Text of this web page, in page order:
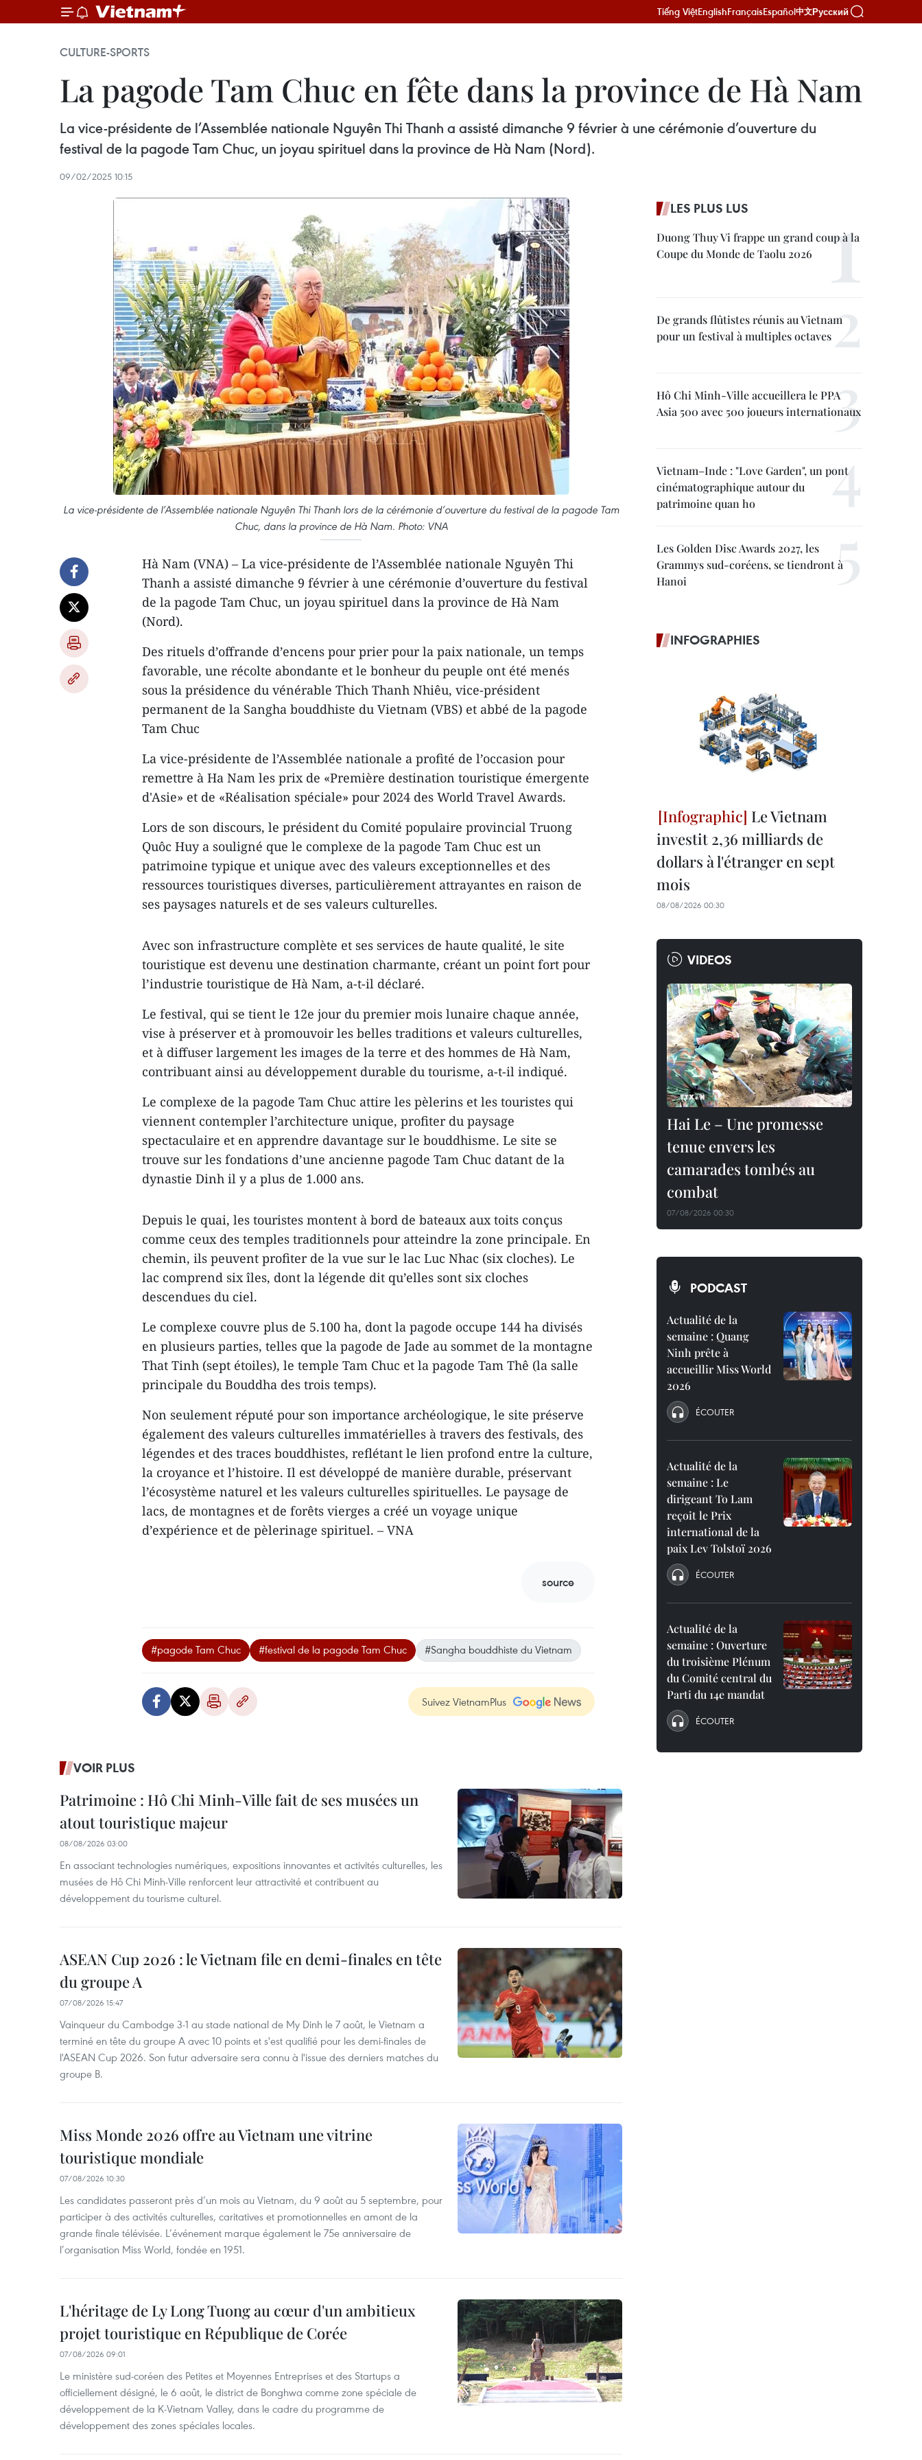
Tiếng ViệtEnglishFrançaisEspañol中文Русский
CULTURE-SPORTS
La pagode Tam Chuc en fête dans la province de Hà Nam
La vice-présidente de l’Assemblée nationale Nguyên Thi Thanh a assisté dimanche 9 février à une cérémonie d’ouverture du
festival de la pagode Tam Chuc, un joyau spirituel dans la province de Hà Nam (Nord).
09/02/2025 10:15
La vice-présidente de l’Assemblée nationale Nguyên Thi Thanh lors de la cérémonie d’ouverture du festival de la pagode Tam
Chuc, dans la province de Hà Nam. Photo: VNA
Hà Nam (VNA) – La vice-présidente de l’Assemblée nationale Nguyên Thi
Thanh a assisté dimanche 9 février à une cérémonie d’ouverture du festival
de la pagode Tam Chuc, un joyau spirituel dans la province de Hà Nam
(Nord).
Des rituels d’offrande d’encens pour prier pour la paix nationale, un temps
favorable, une récolte abondante et le bonheur du peuple ont été menés
sous la présidence du vénérable Thich Thanh Nhiêu, vice-président
permanent de la Sangha bouddhiste du Vietnam (VBS) et abbé de la pagode
Tam Chuc
La vice-présidente de l’Assemblée nationale a profité de l’occasion pour
remettre à Ha Nam les prix de «Première destination touristique émergente
d'Asie» et de «Réalisation spéciale» pour 2024 des World Travel Awards.
Lors de son discours, le président du Comité populaire provincial Truong
Quôc Huy a souligné que le complexe de la pagode Tam Chuc est un
patrimoine typique et unique avec des valeurs exceptionnelles et des
ressources touristiques diverses, particulièrement attrayantes en raison de
ses paysages naturels et de ses valeurs culturelles.
Avec son infrastructure complète et ses services de haute qualité, le site
touristique est devenu une destination charmante, créant un point fort pour
l’industrie touristique de Hà Nam, a-t-il déclaré.
Le festival, qui se tient le 12e jour du premier mois lunaire chaque année,
vise à préserver et à promouvoir les belles traditions et valeurs culturelles,
et à diffuser largement les images de la terre et des hommes de Hà Nam,
contribuant ainsi au développement durable du tourisme, a-t-il indiqué.
Le complexe de la pagode Tam Chuc attire les pèlerins et les touristes qui
viennent contempler l’architecture unique, profiter du paysage
spectaculaire et en apprendre davantage sur le bouddhisme. Le site se
trouve sur les fondations d’une ancienne pagode Tam Chuc datant de la
dynastie Dinh il y a plus de 1.000 ans.
Depuis le quai, les touristes montent à bord de bateaux aux toits conçus
comme ceux des temples traditionnels pour atteindre la zone principale. En
chemin, ils peuvent profiter de la vue sur le lac Luc Nhac (six cloches). Le
lac comprend six îles, dont la légende dit qu’elles sont six cloches
descendues du ciel.
Le complexe couvre plus de 5.100 ha, dont la pagode occupe 144 ha divisés
en plusieurs parties, telles que la pagode de Jade au sommet de la montagne
That Tinh (sept étoiles), le temple Tam Chuc et la pagode Tam Thê (la salle
principale du Bouddha des trois temps).
Non seulement réputé pour son importance archéologique, le site préserve
également des valeurs culturelles immatérielles à travers des festivals, des
légendes et des traces bouddhistes, reflétant le lien profond entre la culture,
la croyance et l’histoire. Il est développé de manière durable, préservant
l’écosystème naturel et les valeurs culturelles spirituelles. Le paysage de
lacs, de montagnes et de forêts vierges a créé un voyage unique
d’expérience et de pèlerinage spirituel. – VNA
source
#pagode Tam Chuc #festival de la pagode Tam Chuc #Sangha bouddhiste du Vietnam
Suivez VietnamPlus
VOIR PLUS
Patrimoine : Hô Chi Minh-Ville fait de ses musées un
atout touristique majeur
08/08/2026 03:00
En associant technologies numériques, expositions innovantes et activités culturelles, les
musées de Hô Chi Minh-Ville renforcent leur attractivité et contribuent au
développement du tourisme culturel.
ASEAN Cup 2026 : le Vietnam file en demi-finales en tête
du groupe A
07/08/2026 15:47
Vainqueur du Cambodge 3-1 au stade national de My Dinh le 7 août, le Vietnam a
terminé en tête du groupe A avec 10 points et s'est qualifié pour les demi-finales de
l'ASEAN Cup 2026. Son futur adversaire sera connu à l'issue des derniers matches du
groupe B.
Miss Monde 2026 offre au Vietnam une vitrine
touristique mondiale
07/08/2026 10:30
Les candidates passeront près d’un mois au Vietnam, du 9 août au 5 septembre, pour
participer à des activités culturelles, caritatives et promotionnelles en amont de la
grande finale télévisée. L’événement marque également le 75e anniversaire de
l’organisation Miss World, fondée en 1951.
L'héritage de Ly Long Tuong au cœur d'un ambitieux
projet touristique en République de Corée
07/08/2026 09:01
Le ministère sud-coréen des Petites et Moyennes Entreprises et des Startups a
officiellement désigné, le 6 août, le district de Bonghwa comme zone spéciale de
développement de la K-Vietnam Valley, dans le cadre du programme de
développement des zones spéciales locales.
LES PLUS LUS
Duong Thuy Vi frappe un grand coup à la
Coupe du Monde de Taolu 2026
De grands flûtistes réunis au Vietnam
pour un festival à multiples octaves
Hô Chi Minh-Ville accueillera le PPA
Asia 500 avec 500 joueurs internationaux
Vietnam–Inde : "Love Garden", un pont
cinématographique autour du
patrimoine quan ho
Les Golden Disc Awards 2027, les
Grammys sud-coréens, se tiendront à
Hanoi
INFOGRAPHIES
Le Vietnam
investit 2,36 milliards de
dollars à l'étranger en sept
mois
08/08/2026 00:30
VIDEOS
Hai Le – Une promesse
tenue envers les
camarades tombés au
combat
07/08/2026 00:30
PODCAST
Actualité de la
semaine : Quang
Ninh prête à
accueillir Miss World
2026
ÉCOUTER
Actualité de la
semaine : Le
dirigeant To Lam
reçoit le Prix
international de la
paix Lev Tolstoï 2026
ÉCOUTER
Actualité de la
semaine : Ouverture
du troisième Plénum
du Comité central du
Parti du 14e mandat
ÉCOUTER